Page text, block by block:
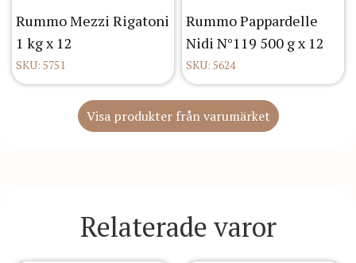
Rummo Mezzi Rigatoni
1 kg x 12
SKU: 5751
Rummo Pappardelle
Nidi N°119 500 g x 12
SKU: 5624
Visa produkter från varumärket
Relaterade varor